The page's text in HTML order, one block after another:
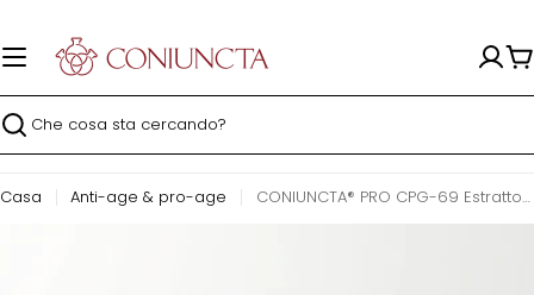
contenuto
Ricerca
Casa Anti-age & pro-age CONIUNCTA® PRO CPG-69 Estratto di Ashwagandha (Withania Somnifera (Ashwagandha) Root Extract)